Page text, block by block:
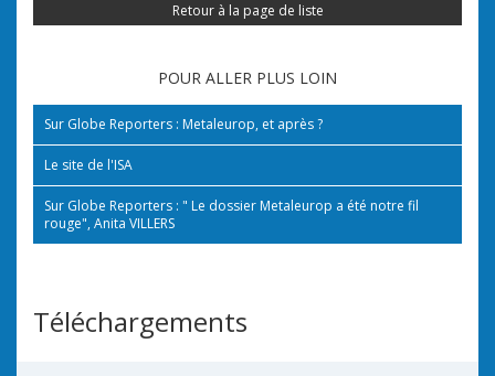
Retour à la page de liste
POUR ALLER PLUS LOIN
Sur Globe Reporters : Metaleurop, et après ?
Le site de l'ISA
Sur Globe Reporters : " Le dossier Metaleurop a été notre fil
rouge", Anita VILLERS
Téléchargements